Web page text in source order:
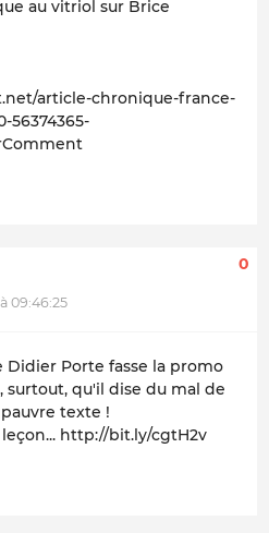
au vitriol sur Brice
article-chronique-france-
56374365-
09:46:25
0
Didier Porte fasse la promo
surtout, qu'il dise du mal de
texte !
http://bit.ly/cgtH2v